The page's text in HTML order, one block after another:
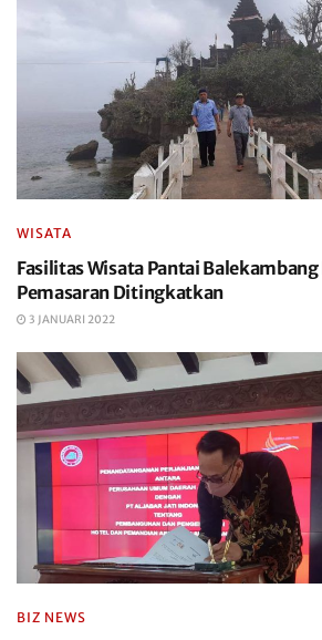
WISATA
Fasilitas Wisata Pantai
Pemasaran Ditingkatkan
3 JANUARI 2022
BIZ NEWS